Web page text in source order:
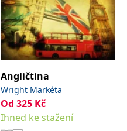
Angličtina
Wright Markéta
Od 325 Kč
Ihned ke stažení